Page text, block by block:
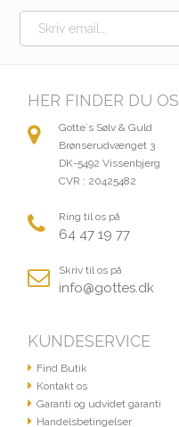
HER FINDER DU OS
Gotte´s Sølv & Guld
Brønserudvænget 3
DK-5492 Vissenbjerg
CVR : 20425482
Ring til os på
64 47 19 77
Skriv til os på
info@gottes.dk
KUNDESERVICE
Find Butik
Kontakt os
Garanti og udvidet garanti
Handelsbetingelser